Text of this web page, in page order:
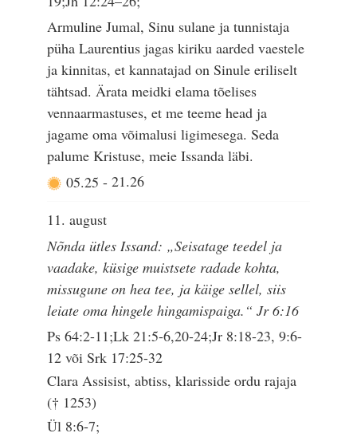
Armuline Jumal, Sinu sulane ja tunnistaja
püha Laurentius jagas kiriku aarded vaestele
ja kinnitas, et kannatajad on Sinule eriliselt
tähtsad. Ärata meidki elama tõelises
vennaarmastuses, et me teeme head ja
jagame oma võimalusi ligimesega. Seda
palume Kristuse, meie Issanda läbi.
05.25 - 21.26
11. august
Nõnda ütles Issand: „Seisatage teedel ja
vaadake, küsige muistsete radade kohta,
missugune on hea tee, ja käige sellel, siis
leiate oma hingele hingamispaiga.“ Jr 6:16
Ps 64:2-11;Lk 21:5-6,20-24;Jr 8:18-23, 9:6-
12 või Srk 17:25-32
Clara Assisist, abtiss, klarisside ordu rajaja
(† 1253)
Ül 8:6-7;